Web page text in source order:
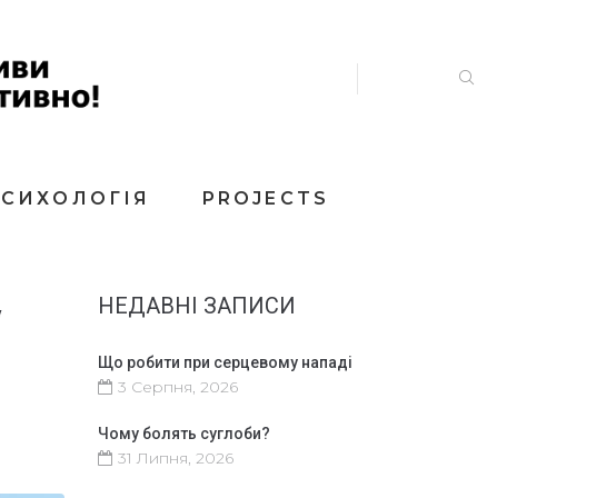
PROJECTS
НЕДАВНІ ЗАПИСИ
Що робити при серцевому нападі
3 Серпня, 2026
Чому болять суглоби?
31 Липня, 2026